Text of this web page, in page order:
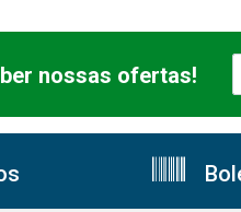
nossas ofertas!